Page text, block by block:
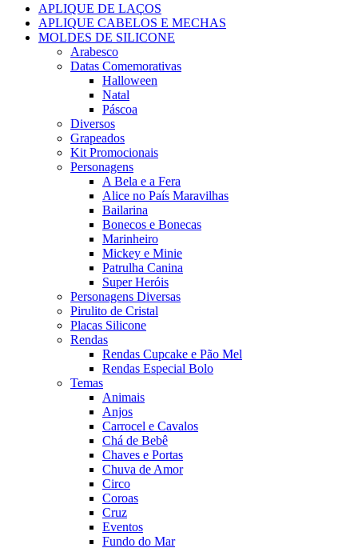
APLIQUE DE LAÇOS
APLIQUE CABELOS E MECHAS
MOLDES DE SILICONE
Arabesco
Datas Comemorativas
Halloween
Natal
Páscoa
Diversos
Grapeados
Kit Promocionais
Personagens
A Bela e a Fera
Alice no País Maravilhas
Bailarina
Bonecos e Bonecas
Marinheiro
Mickey e Minie
Patrulha Canina
Super Heróis
Personagens Diversas
Pirulito de Cristal
Placas Silicone
Rendas
Rendas Cupcake e Pão Mel
Rendas Especial Bolo
Temas
Animais
Anjos
Carrocel e Cavalos
Chá de Bebê
Chaves e Portas
Chuva de Amor
Circo
Coroas
Cruz
Eventos
Fundo do Mar